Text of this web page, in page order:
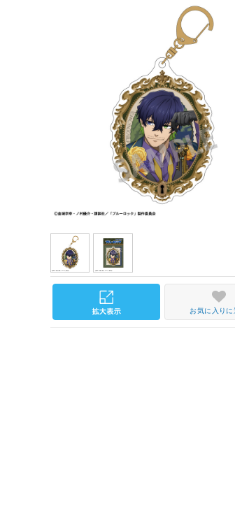
お気に入りに